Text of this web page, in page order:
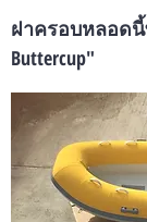
ฝาครอบหลอดนี้
Buttercup"